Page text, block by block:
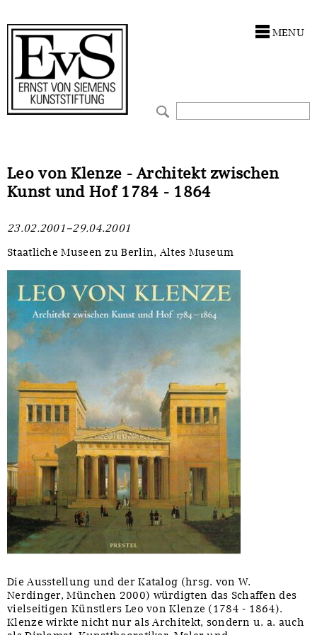
MENU
Leo von Klenze - Architekt zwischen
Kunst und Hof 1784 - 1864
23.02.2001–29.04.2001
Staatliche Museen zu Berlin, Altes Museum
Die Ausstellung und der Katalog (hrsg. von W.
Nerdinger, München 2000) würdigten das Schaffen des
vielseitigen Künstlers Leo von Klenze (1784 - 1864).
Klenze wirkte nicht nur als Architekt, sondern u. a. auch
Förderphilosophie
Gremien
Presse und Neuigkeiten
Stellenangebote
Ankauf
Restaurierungen
Werkverzeichnisse
UKRAINE-Förderlinie